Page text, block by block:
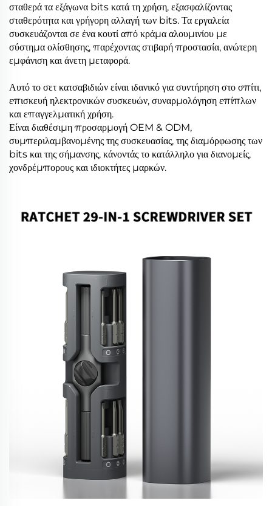
σταθερά τα εξάγωνα bits κατά τη χρήση, εξασφαλίζοντας
σταθερότητα και γρήγορη αλλαγή των bits. Τα εργαλεία
συσκευάζονται σε ένα κουτί από κράμα αλουμινίου με
σύστημα ολίσθησης, παρέχοντας στιβαρή προστασία, ανώτερη
εμφάνιση και άνετη μεταφορά.
Αυτό το σετ κατσαβιδιών είναι ιδανικό για συντήρηση στο σπίτι,
επισκευή ηλεκτρονικών συσκευών, συναρμολόγηση επίπλων
και επαγγελματική χρήση.
Είναι διαθέσιμη προσαρμογή OEM & ODM,
συμπεριλαμβανομένης της συσκευασίας, της διαμόρφωσης των
bits και της σήμανσης, κάνοντάς το κατάλληλο για διανομείς,
χονδρέμπορους και ιδιοκτήτες μαρκών.